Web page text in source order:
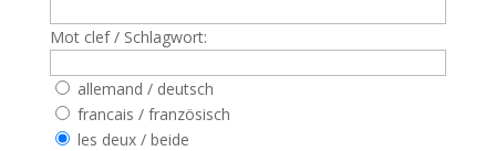
Mot clef / Schlagwort:
allemand / deutsch
francais / französisch
les deux / beide